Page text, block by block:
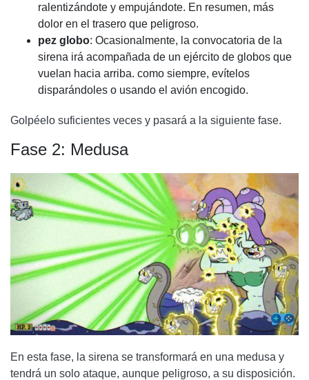
ralentizándote y empujándote. En resumen, más
dolor en el trasero que peligroso.
pez globo: Ocasionalmente, la convocatoria de la
sirena irá acompañada de un ejército de globos que
vuelan hacia arriba. como siempre, evítelos
disparándoles o usando el avión encogido.
Golpéelo suficientes veces y pasará a la siguiente fase.
Fase 2: Medusa
En esta fase, la sirena se transformará en una medusa y
tendrá un solo ataque, aunque peligroso, a su disposición.